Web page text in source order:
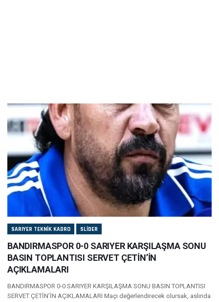
SARIYER TEKNIK KADRO SLIDER
BANDIRMASPOR 0-0 SARIYER KARŞILAŞMA SONU
BASIN TOPLANTISI SERVET ÇETİN’İN
AÇIKLAMALARI
BANDIRMASPOR 0-0 SARIYER KARŞILAŞMA SONU BASIN TOPLANTISI
SERVET ÇETİN’İN AÇIKLAMALARI Maçı değerlendirecek olursak, aslında